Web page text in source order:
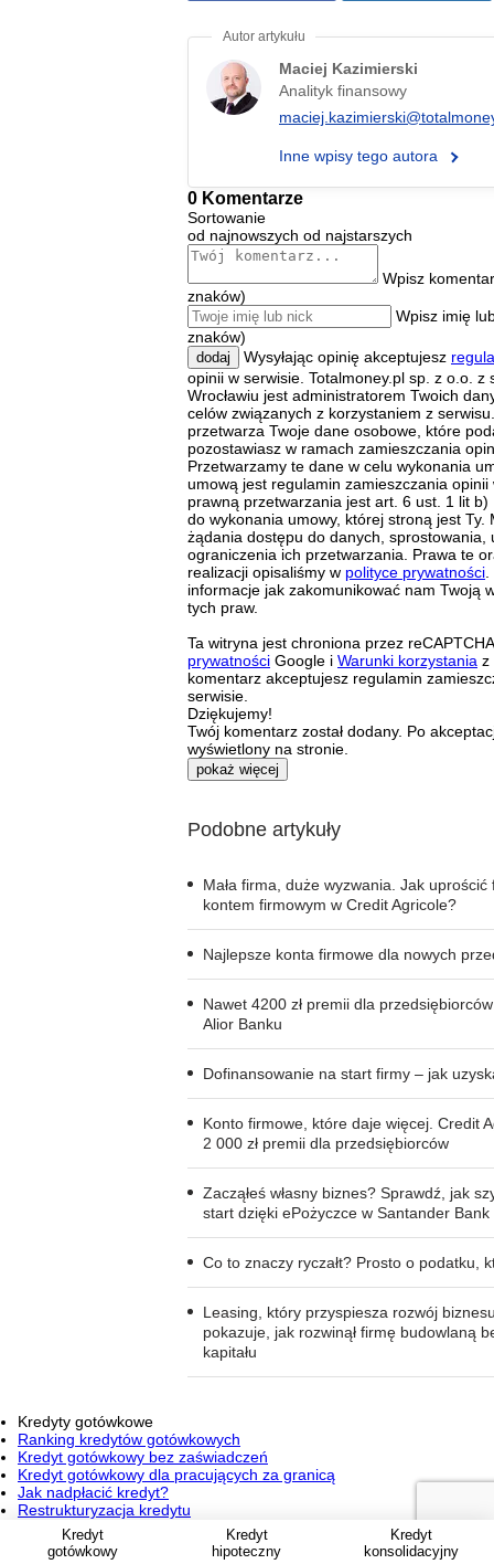
Maciej Kazimierski
Analityk finansowy
Inne wpisy tego autora
0 Komentarze
Sortowanie
od najnowszych od najstarszych
Wpisz
znaków)
Wpisz imię
znaków)
dodaj Wysyłając opinię akceptujesz
opinii w serwisie. Totalmoney.pl sp. z o.o. z
Wrocławiu jest administratorem Twoich
celów związanych z korzystaniem z
przetwarza Twoje dane osobowe, które
pozostawiasz w ramach zamieszczania
Przetwarzamy te dane w celu wykonania
umową jest regulamin zamieszczania opinii
prawną przetwarzania jest art. 6 ust. 1 lit
do wykonania umowy, której stroną jest Ty.
żądania dostępu do danych, sprostowania,
ograniczenia ich przetwarzania. Prawa te
realizacji opisaliśmy w polityce prywatności
informacje jak zakomunikować nam Twoją
tych praw.
Ta witryna jest chroniona przez
prywatności Google i Warunki korzystania z
komentarz akceptujesz regulamin
serwisie.
Dziękujemy!
Twój komentarz został dodany. Po
wyświetlony na stronie.
pokaż więcej
Podobne artykuły
Mała firma, duże wyzwania. Jak
kontem firmowym w Credit Agricole?
Najlepsze konta firmowe dla nowych
Nawet 4200 zł premii dla
Alior Banku
Dofinansowanie na start firmy – jak
Konto firmowe, które daje więcej. Credit
2 000 zł premii dla przedsiębiorców
Zacząłeś własny biznes? Sprawdź, jak
start dzięki ePożyczce w Santander Bank
Co to znaczy ryczałt? Prosto o podatku,
Leasing, który przyspiesza rozwój
pokazuje, jak rozwinął firmę budowlaną
kapitału
Kredyt
gotówkowy
Kredyt
hipoteczny
Kredyt
konsolidacyjny
Kredyty gotówkowe
Ranking kredytów gotówkowych
Kredyt gotówkowy bez zaświadczeń
Kredyt gotówkowy dla pracujących za granicą
Jak nadpłacić kredyt?
Restrukturyzacja kredytu
Kredyty hipoteczne
Ranking kredytów hipotecznych